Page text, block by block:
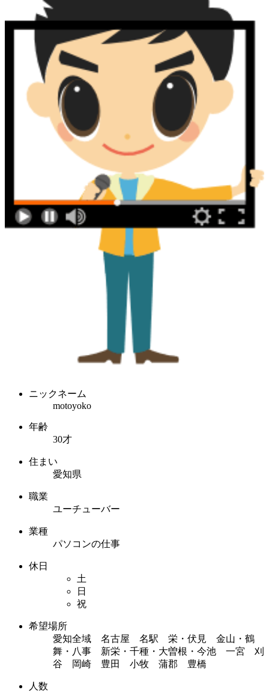
ニックネーム
motoyoko
年齢
30才
住まい
愛知県
職業
ユーチューバー
業種
パソコンの仕事
休日
土
日
祝
希望場所
愛知全域 名古屋 名駅 栄・伏見 金山・鶴
舞・八事 新栄・千種・大曽根・今池 一宮 刈
谷 岡崎 豊田 小牧 蒲郡 豊橋
人数